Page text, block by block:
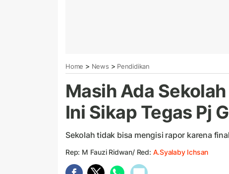
Home > News > Pendidikan
Masih Ada
Ini Sikap Tegas Pj
Sekolah tidak bisa mengisi rapor karena
Rep: M Fauzi Ridwan/ Red: A.Syalaby Ichsan